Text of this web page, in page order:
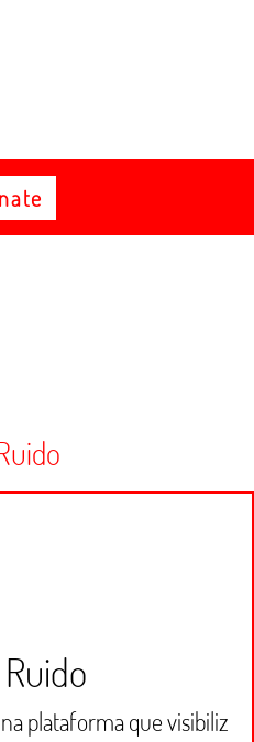
plataforma que visibiliz